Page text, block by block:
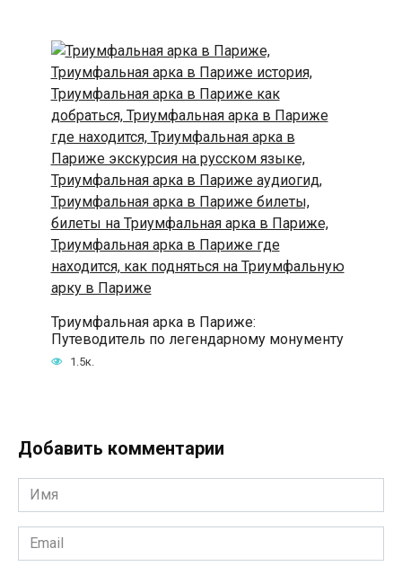
Триумфальная арка в Париже:
Путеводитель по легендарному монументу
1.5к.
Добавить комментарии
Имя
*
Email
*